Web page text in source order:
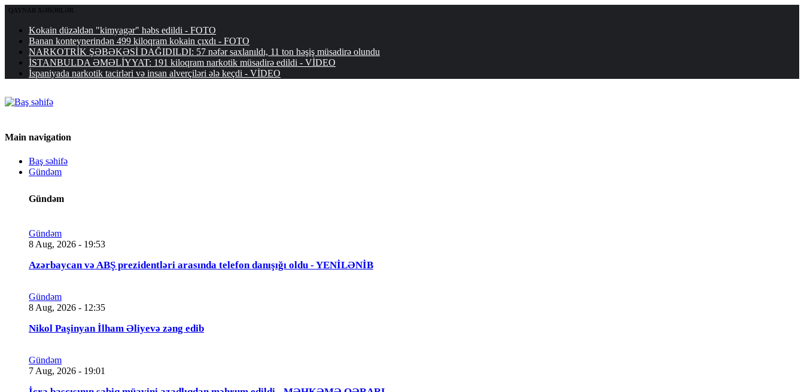
QAYNAR XƏBƏRLƏR
Kokain düzəldən "kimyagər" həbs edildi - FOTO
Banan konteynerindən 499 kiloqram kokain çıxdı - FOTO
NARKOTRİK ŞƏBƏKƏSİ DAĞIDILDI: 57 nəfər saxlanıldı, 11 ton həşiş müsadirə olundu
İSTANBULDA ƏMƏLİYYAT: 191 kiloqram narkotik müsadirə edildi - VİDEO
İspaniyada narkotik tacirləri və insan alverçiləri ələ keçdi - VİDEO
Main navigation
Baş səhifə
Gündəm
Gündəm
Gündəm
8 Aug, 2026 - 19:53
Azərbaycan və ABŞ prezidentləri arasında telefon danışığı oldu - YENİLƏNİB
Gündəm
8 Aug, 2026 - 12:35
Nikol Paşinyan İlham Əliyevə zəng edib
Gündəm
7 Aug, 2026 - 19:01